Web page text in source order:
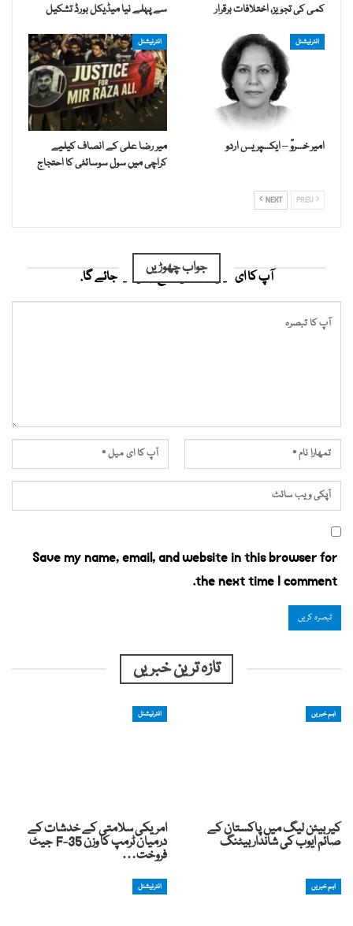
کمی کی تجویز، اختلافات برقرار
سے پہلے نیا میڈیکل بورڈ تشکیل
انٹرنیشنل
امیر خسروؒ – ایکسپریس اردو
انٹرنیشنل
میر رضا علی کے انصاف کیلیے
کراچی میں سول سوسائٹی کا احتجاج
NEXT
جواب چھوڑیں
آپ کا ای میل ایڈریس شائع نہیں کیا جائے گا.
Save my name, email, and website in this browser for
the next time I comment.
تازہ ترین خبریں
اہم خبریں
کیربیئن لیگ میں پاکستان کے
صائم ایوب کی شاندار بیٹنگ
انٹرنیشنل
امریکی سلامتی کے خدشات کے
درمیان ٹرمپ کا وزن F-35 جیٹ
فروخت…
اہم خبریں انٹرنیشنل